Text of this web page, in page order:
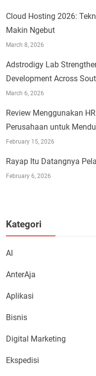
Cloud Hosting 2026:
Makin Ngebut
March 8, 2026
Adstrodigy Lab
Development Across
March 6, 2026
Review Menggunakan
Perusahaan untuk
February 15, 2026
Rayap Itu Datangnya
February 6, 2026
Kategori
AI
AnterAja
Aplikasi
Bisnis
Digital Marketing
Ekspedisi